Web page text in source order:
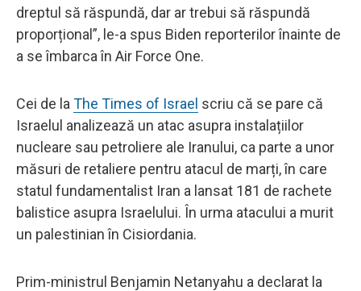
dreptul să răspundă, dar ar trebui să răspundă
proporțional”, le-a spus Biden reporterilor înainte de
a se îmbarca în Air Force One.
Cei de la The Times of Israel scriu că se pare că
Israelul analizează un atac asupra instalațiilor
nucleare sau petroliere ale Iranului, ca parte a unor
măsuri de retaliere pentru atacul de marți, în care
statul fundamentalist Iran a lansat 181 de rachete
balistice asupra Israelului. În urma atacului a murit
un palestinian în Cisiordania.
Prim-ministrul Benjamin Netanyahu a declarat la